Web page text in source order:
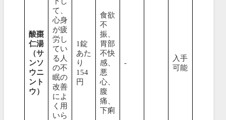
酸棗
仁湯
（サ
ンソ
ウニ
ント
ウ）
て、
心身
が疲
労し
てい
る人
の不
眠の
改善
によ
く用
いら
1錠
あた
り
154
円
食欲
不
振、
胃部
不快
感、
悪
心、
腹
痛、
下痢
-
入手
可能